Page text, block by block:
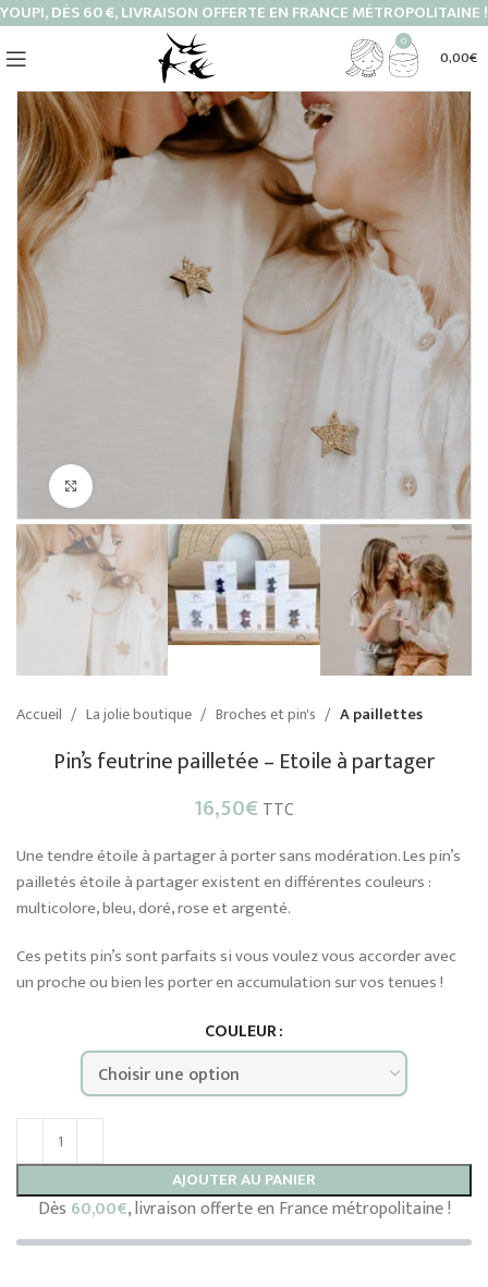
YOUPI, DÈS 60 €, LIVRAISON OFFERTE EN FRANCE MÉTROPOLITAINE !
0
0,00€
Cliquez pour agrandir
Accueil La jolie boutique Broches et pin's A paillettes
Pin’s feutrine pailletée – Etoile à partager
16,50€ TTC
Une tendre étoile à partager à porter sans modération. Les pin’s
pailletés étoile à partager existent en différentes couleurs :
multicolore, bleu, doré, rose et argenté.
Ces petits pin’s sont parfaits si vous voulez vous accorder avec
un proche ou bien les porter en accumulation sur vos tenues !
COULEUR
AJOUTER AU PANIER
Dès 60,00€, livraison offerte en France métropolitaine !